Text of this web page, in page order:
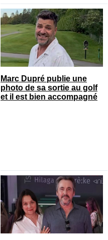
Marc Dupré publie une
photo de sa sortie au golf
et il est bien accompagné